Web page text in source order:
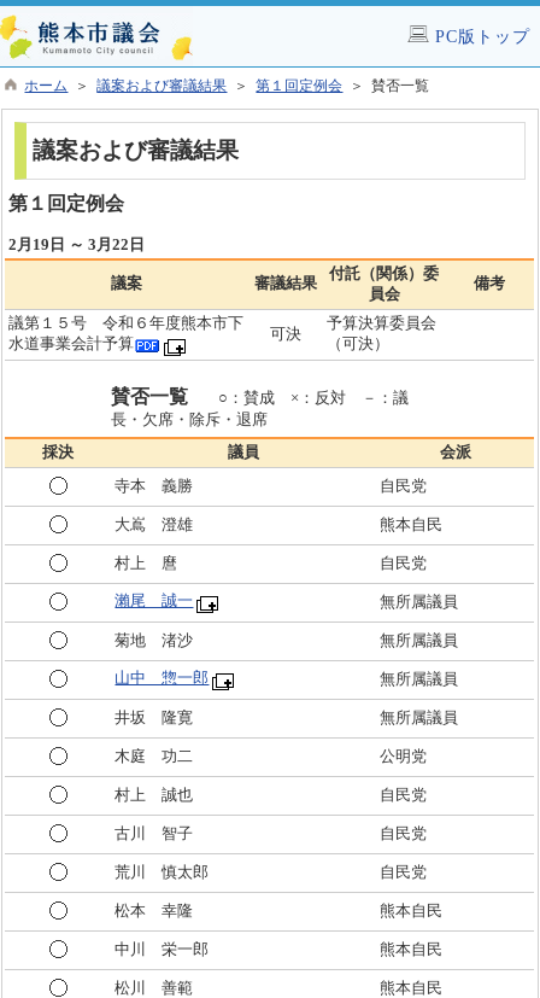
PC版トップ
ホーム ＞議案および審議結果 ＞第１回定例会 ＞ 賛否一覧
議案および審議結果
第１回定例会
2月19日 ～ 3月22日
議案 審議結果
付託（関係）委
員会
備考
議第１５号 令和６年度熊本市下
水道事業会計予算
可決
予算決算委員会
（可決）
賛否一覧
○：賛成 ×：反対 －：議
長・欠席・除斥・退席
採決 議員
会派
寺本 義勝
自民党
大嶌 澄雄 熊本自民
村上 麿 自民党
瀨尾 誠一 無所属議員
菊地 渚沙 無所属議員
山中 惣一郎 無所属議員
井坂 隆寛 無所属議員
木庭 功二 公明党
村上 誠也 自民党
古川 智子 自民党
荒川 慎太郎 自民党
松本 幸隆 熊本自民
中川 栄一郎 熊本自民
松川 善範 熊本自民